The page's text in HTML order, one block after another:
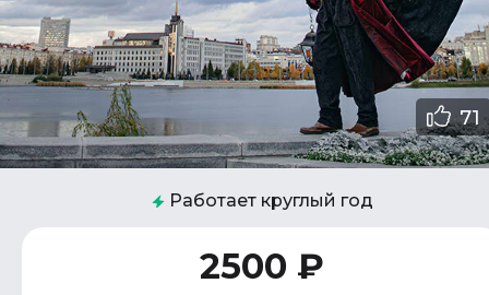
71
Работает круглый год
2500 ₽